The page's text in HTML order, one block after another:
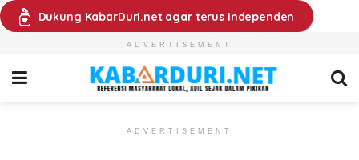
Dukung KabarDuri.net agar terus independen
ADVERTISEMENT
ADVERTISEMENT